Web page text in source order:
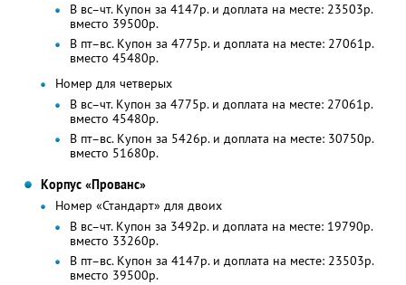
В вс–чт. Купон за 4147р. и доплата на месте: 23503р.
вместо 39500р.
В пт–вс. Купон за 4775р. и доплата на месте: 27061р.
вместо 45480р.
Номер для четверых
В вс–чт. Купон за 4775р. и доплата на месте: 27061р.
вместо 45480р.
В пт–вс. Купон за 5426р. и доплата на месте: 30750р.
вместо 51680р.
Корпус «Прованс»
Номер «Стандарт» для двоих
В вс–чт. Купон за 3492р. и доплата на месте: 19790р.
вместо 33260р.
В пт–вс. Купон за 4147р. и доплата на месте: 23503р.
вместо 39500р.